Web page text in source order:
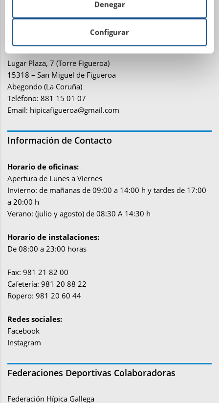
Instalaciones ecuestres y equitación Finca de
Lugar Plaza, 7 (Torre Figueroa)
15318 – San Miguel de Figueroa
Abegondo (La Coruña)
Teléfono: 881 15 01 07
Email: hipicafigueroa@gmail.com
Información de Contacto
Horario de oficinas:
Apertura de Lunes a Viernes
Invierno: de mañanas de 09:00 a 14:00 h y tardes de 17:00
a 20:00 h
Verano: (julio y agosto) de 08:30 A 14:30 h
Horario de instalaciones:
De 08:00 a 23:00 horas
Fax: 981 21 82 00
Cafetería: 981 20 88 22
Ropero: 981 20 60 44
Redes sociales:
Facebook
Instagram
Federaciones Deportivas Colaboradoras
Federación Hípica Gallega
Configurar
Denegar